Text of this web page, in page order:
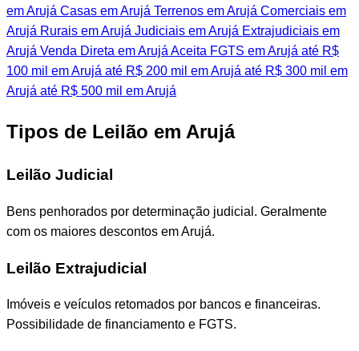
em Arujá Casas em Arujá Terrenos em Arujá Comerciais em
Arujá Rurais em Arujá Judiciais em Arujá Extrajudiciais em
Arujá Venda Direta em Arujá Aceita FGTS em Arujá até R$
100 mil em Arujá até R$ 200 mil em Arujá até R$ 300 mil em
Arujá até R$ 500 mil em Arujá
Tipos de Leilão em Arujá
Leilão Judicial
Bens penhorados por determinação judicial. Geralmente
com os maiores descontos em Arujá.
Leilão Extrajudicial
Imóveis e veículos retomados por bancos e financeiras.
Possibilidade de financiamento e FGTS.